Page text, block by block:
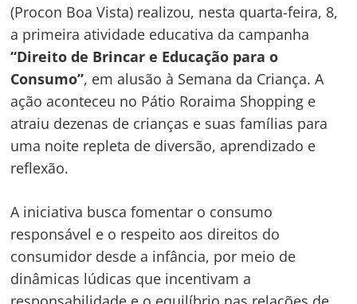
(Procon Boa Vista) realizou, nesta quarta-feira, 8,
a primeira atividade educativa da campanha
“Direito de Brincar e Educação para o
Consumo”, em alusão à Semana da Criança. A
ação aconteceu no Pátio Roraima Shopping e
atraiu dezenas de crianças e suas famílias para
uma noite repleta de diversão, aprendizado e
reflexão.
A iniciativa busca fomentar o consumo
responsável e o respeito aos direitos do
consumidor desde a infância, por meio de
dinâmicas lúdicas que incentivam a